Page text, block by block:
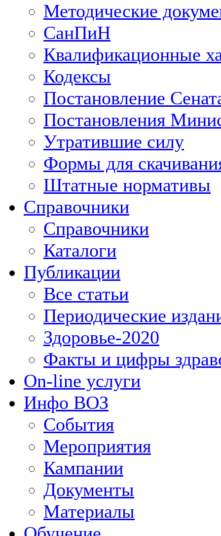
Методические
СанПиН
Квалификационные
Кодексы
Постановление
Постановления
Утратившие силу
Формы для
Штатные нормативы
Справочники
Справочники
Каталоги
Публикации
Все статьи
Периодические
Здоровье-2020
Факты и цифры
On-line услуги
Инфо ВОЗ
События
Мероприятия
Кампании
Документы
Материалы